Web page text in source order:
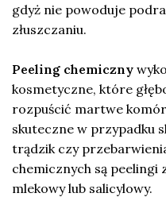
gdyż nie powoduje
złuszczaniu.
Peeling chemiczny
kosmetyczne, które
rozpuścić martwe
skuteczne w przypadku
trądzik czy
chemicznych są peelingi
mlekowy lub salicylowy.